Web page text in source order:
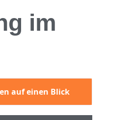
im
auf einen Blick